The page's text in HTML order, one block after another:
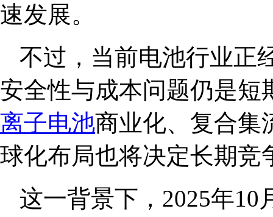
速发展。
不过，当前电池行业正
安全性与成本问题仍是短
离子电池商业化、复合集
球化布局也将决定长期竞
这一背景下，2025年10